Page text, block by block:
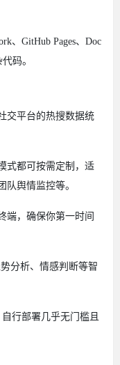
、GitHub Pages、Doc
码。
交平台的热搜数据统
式都可按需定制，适
队舆情监控等。
端，确保你第一时间
分析、情感判断等智
行部署几乎无门槛且